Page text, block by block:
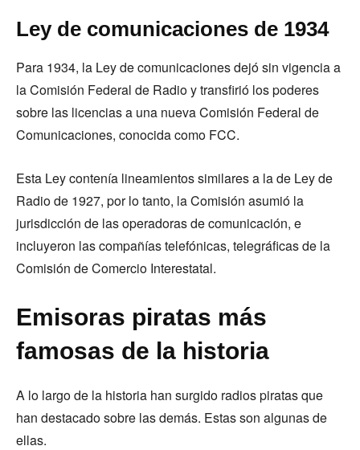
Ley de comunicaciones de 1934
Para 1934, la Ley de comunicaciones dejó sin vigencia a
la Comisión Federal de Radio y transfirió los poderes
sobre las licencias a una nueva Comisión Federal de
Comunicaciones, conocida como FCC.
Esta Ley contenía lineamientos similares a la de Ley de
Radio de 1927, por lo tanto, la Comisión asumió la
jurisdicción de las operadoras de comunicación, e
incluyeron las compañías telefónicas, telegráficas de la
Comisión de Comercio Interestatal.
Emisoras piratas más
famosas de la historia
A lo largo de la historia han surgido radios piratas que
han destacado sobre las demás. Estas son algunas de
ellas.